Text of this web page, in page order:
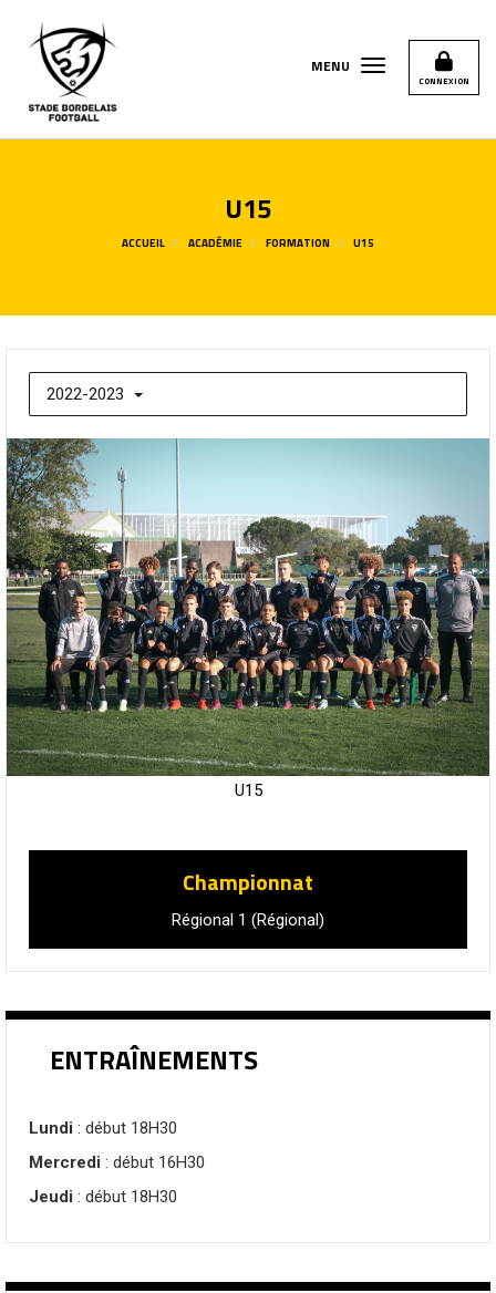
CONNEXION
MENU
U15
ACCUEIL ACADÉMIE FORMATION U15
2022-2023
U15
Championnat
Régional 1 (Régional)
ENTRAÎNEMENTS
Lundi : début 18H30
Mercredi : début 16H30
Jeudi : début 18H30